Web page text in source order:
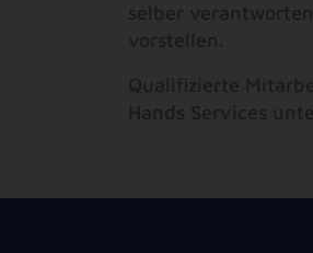
selber
Qualifizierte